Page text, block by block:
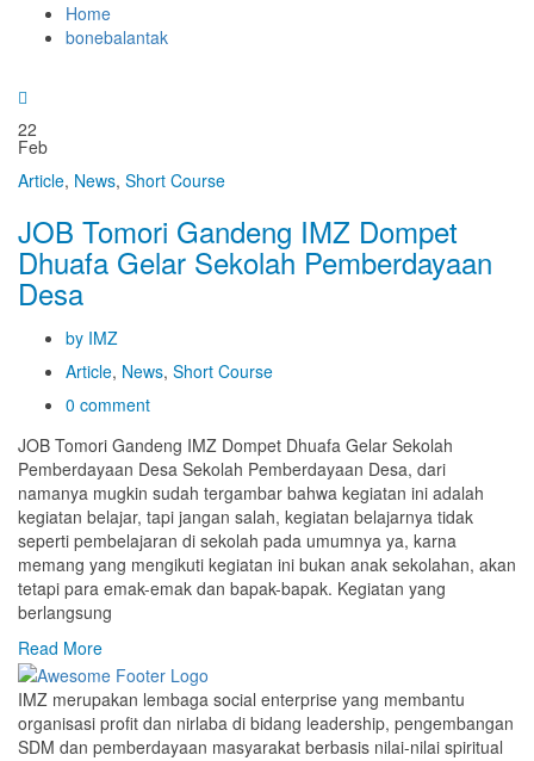
Home
bonebalantak
22
Feb
Article, News, Short Course
JOB Tomori Gandeng IMZ Dompet
Dhuafa Gelar Sekolah Pemberdayaan
Desa
by IMZ
Article, News, Short Course
0 comment
JOB Tomori Gandeng IMZ Dompet Dhuafa Gelar Sekolah
Pemberdayaan Desa Sekolah Pemberdayaan Desa, dari
namanya mugkin sudah tergambar bahwa kegiatan ini adalah
kegiatan belajar, tapi jangan salah, kegiatan belajarnya tidak
seperti pembelajaran di sekolah pada umumnya ya, karna
memang yang mengikuti kegiatan ini bukan anak sekolahan, akan
tetapi para emak-emak dan bapak-bapak. Kegiatan yang
berlangsung
Read More
IMZ merupakan lembaga social enterprise yang membantu
organisasi profit dan nirlaba di bidang leadership, pengembangan
SDM dan pemberdayaan masyarakat berbasis nilai-nilai spiritual